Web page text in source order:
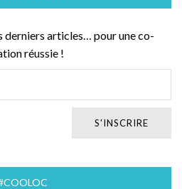
derniers articles… pour une co-
réussie !